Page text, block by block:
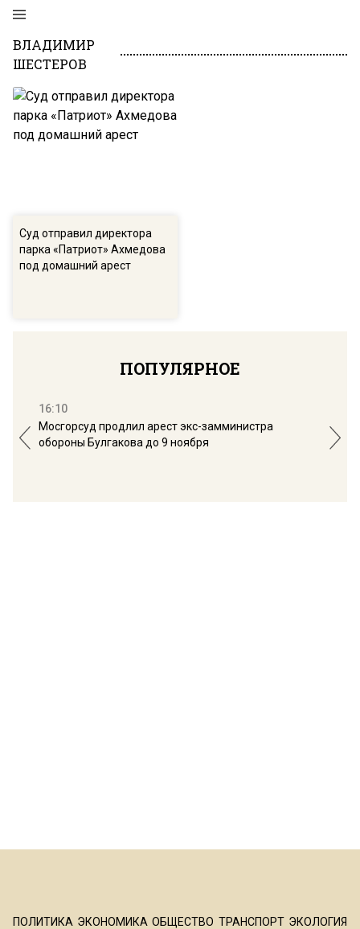
ВЛАДИМИР
ШЕСТЕРОВ
Суд отправил директора
парка «Патриот» Ахмедова
под домашний арест
ПОПУЛЯРНОЕ
16:10
Мосгорсуд продлил арест экс-замминистра
обороны Булгакова до 9 ноября
ПОЛИТИКА ЭКОНОМИКА ОБЩЕСТВО ТРАНСПОРТ ЭКОЛОГИЯ